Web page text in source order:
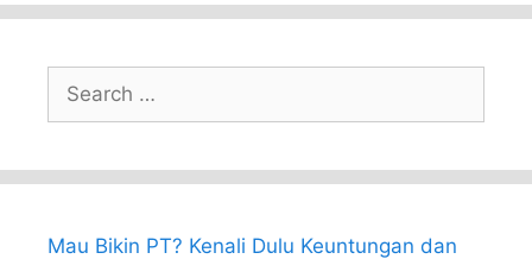
for:
Mau Bikin PT? Kenali Dulu Keuntungan dan